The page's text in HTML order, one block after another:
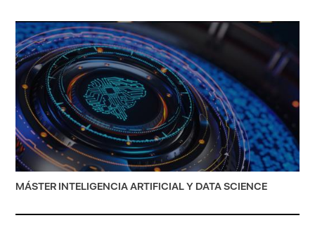
MÁSTER INTELIGENCIA ARTIFICIAL Y DATA SCIENCE